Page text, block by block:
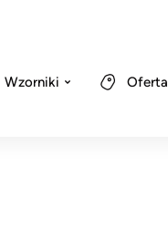
Wzorniki Oferta